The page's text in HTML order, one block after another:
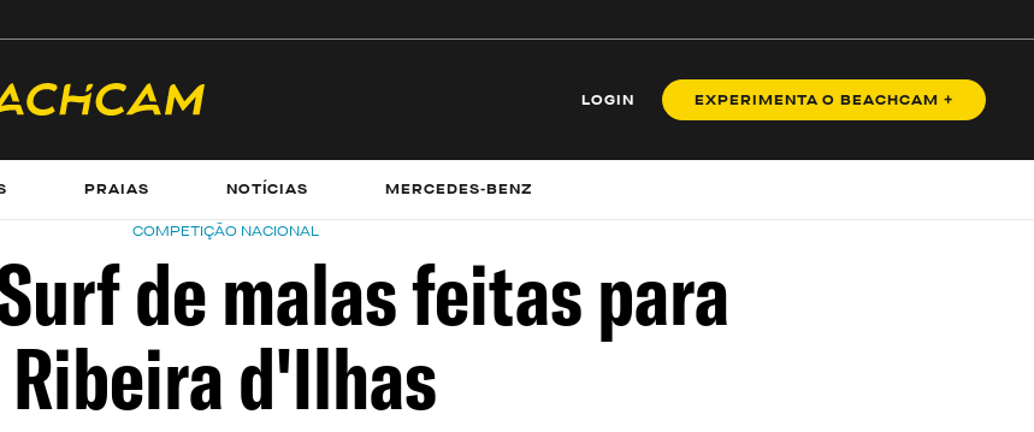
LOGIN EXPERIMENTA O BEACHCAM +
PRAIAS NOTÍCIAS MERCEDES-BENZ
COMPETIÇÃO NACIONAL
de malas feitas para
Ribeira d'Ilhas